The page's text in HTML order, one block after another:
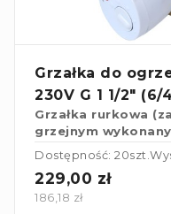
Grzałka do
230V G 1 1/2"
Grzałka rurkowa
grzejnym
powłoką niklową
Dostępność: 20szt.
229,00 zł
186,18 zł